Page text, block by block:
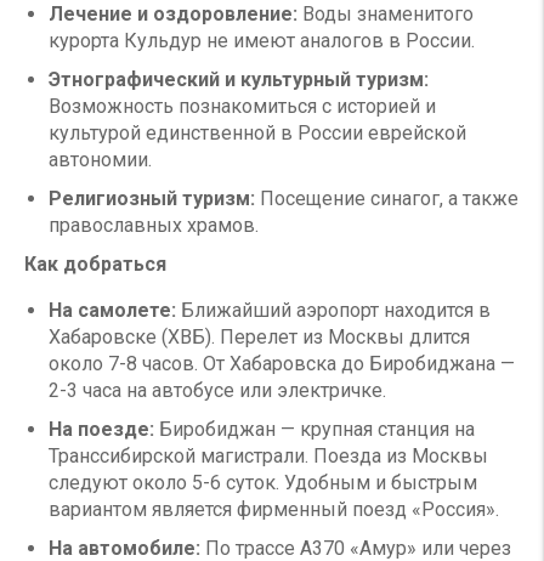
Лечение и оздоровление: Воды знаменитого
курорта Кульдур не имеют аналогов в России.
Этнографический и культурный туризм:
Возможность познакомиться с историей и
культурой единственной в России еврейской
автономии.
Религиозный туризм: Посещение синагог, а также
православных храмов.
Как добраться
На самолете: Ближайший аэропорт находится в
Хабаровске (ХВБ). Перелет из Москвы длится
около 7-8 часов. От Хабаровска до Биробиджана —
2-3 часа на автобусе или электричке.
На поезде: Биробиджан — крупная станция на
Транссибирской магистрали. Поезда из Москвы
следуют около 5-6 суток. Удобным и быстрым
вариантом является фирменный поезд «Россия».
На автомобиле: По трассе А370 «Амур» или через